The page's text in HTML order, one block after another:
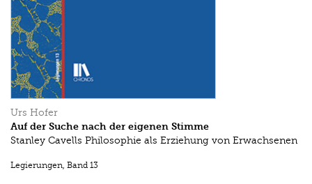
Urs Hofer
Auf der Suche nach der eigenen Stimme
Stanley Cavells Philosophie als Erziehung von Erwachsenen
Legierungen, Band 13